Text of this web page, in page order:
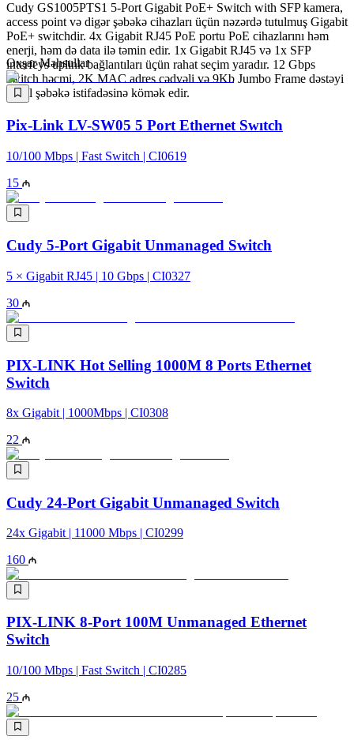
Cudy GS1005PTS1 5-Port Gigabit PoE+ Switch with SFP kamera,
access point və digər şəbəkə cihazları üçün nəzərdə tutulmuş Gigabit
PoE+ switchdir. 4x Gigabit RJ45 PoE portu PoE cihazlarını həm
enerji, həm də data ilə təmin edir. 1x Gigabit RJ45 və 1x SFP
interfeys uplink bağlantıları üçün rahat seçim yaradır. 12 Gbps
switch həcmi, 2K MAC adres cədvəli və 9Kb Jumbo Frame dəstəyi
stabil şəbəkə istifadəsinə kömək edir.
Oxşar Məhsullar
Pix-Link LV-SW05 5 Port Ethernet Swıtch
10/100 Mbps | Fast Switch | CI0619
15
Cudy 5-Port Gigabit Unmanaged Switch
5 × Gigabit RJ45 | 10 Gbps | CI0327
30
PIX-LINK Hot Selling 1000M 8 Ports Ethernet
Switch
8x Gigabit | 1000Mbps | CI0308
22
Cudy 24-Port Gigabit Unmanaged Switch
24x Gigabit | 11000 Mbps | CI0299
160
PIX-LINK 8-Port 100M Unmanaged Ethernet
Switch
10/100 Mbps | Fast Switch | CI0285
25